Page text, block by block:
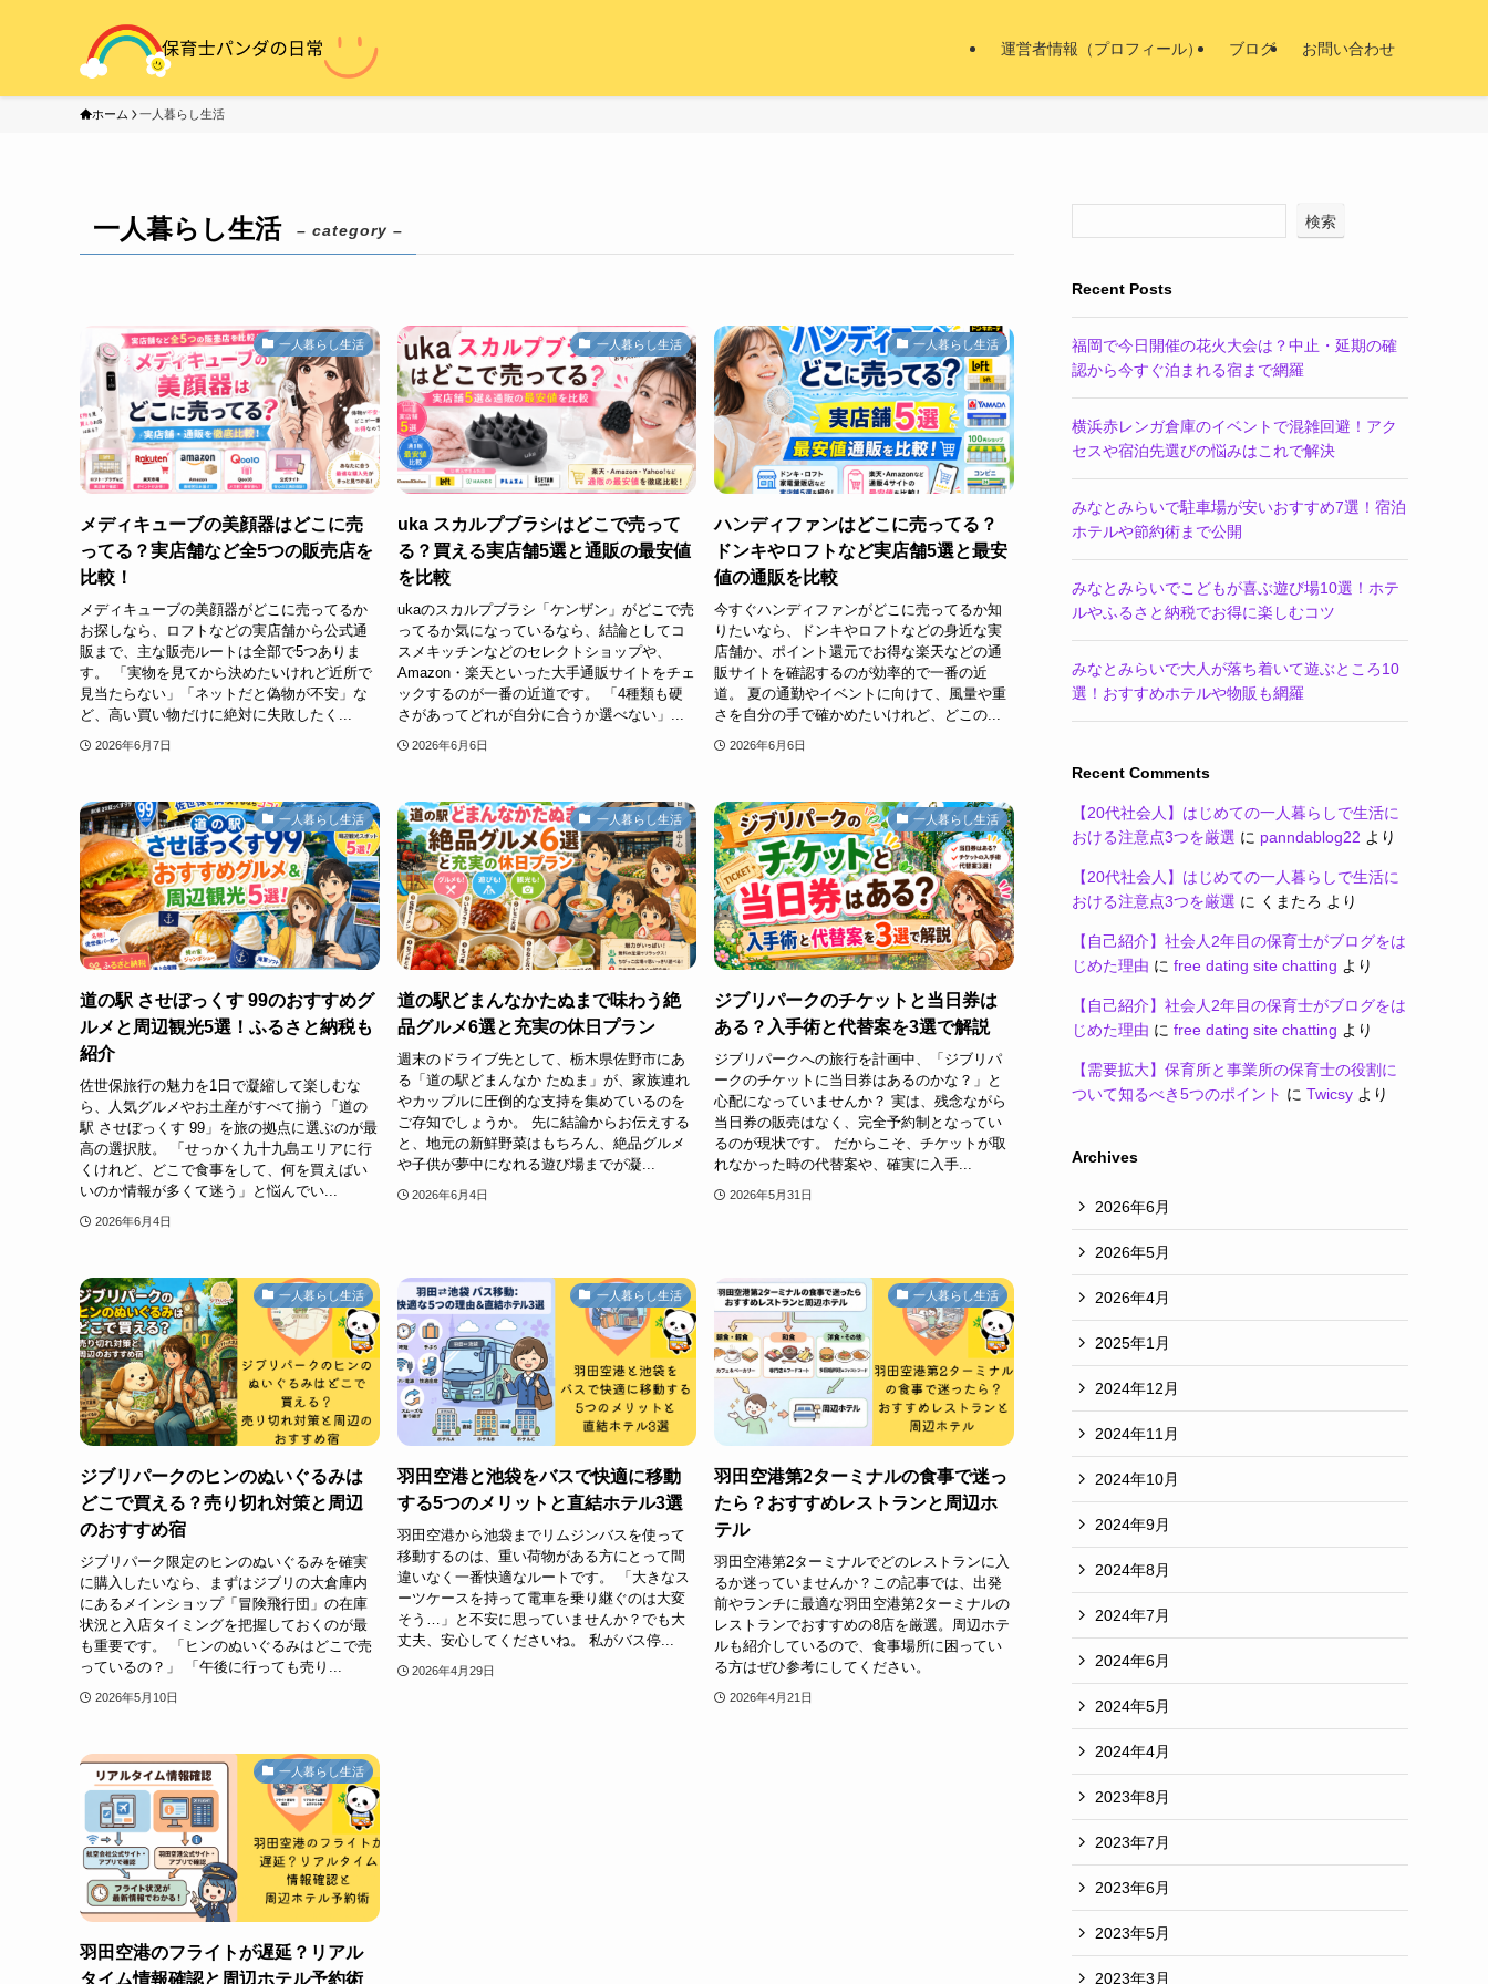
運営者情報（プロフィール） ブログ お問い合わせ
ホーム 一人暮らし生活
一人暮らし生活 – category –
一人暮らし生活
メディキューブの美顔器はどこに売
ってる？実店舗など全5つの販売店を
比較！
メディキューブの美顔器がどこに売ってるか
お探しなら、ロフトなどの実店舗から公式通
販まで、主な販売ルートは全部で5つありま
す。 「実物を見てから決めたいけれど近所で
見当たらない」「ネットだと偽物が不安」な
ど、高い買い物だけに絶対に失敗したく...
2026年6月7日
一人暮らし生活
uka スカルプブラシはどこで売って
る？買える実店舗5選と通販の最安値
を比較
ukaのスカルプブラシ「ケンザン」がどこで売
ってるか気になっているなら、結論としてコ
スメキッチンなどのセレクトショップや、
Amazon・楽天といった大手通販サイトをチェ
ックするのが一番の近道です。 「4種類も硬
さがあってどれが自分に合うか選べない」...
2026年6月6日
一人暮らし生活
ハンディファンはどこに売ってる？
ドンキやロフトなど実店舗5選と最安
値の通販を比較
今すぐハンディファンがどこに売ってるか知
りたいなら、ドンキやロフトなどの身近な実
店舗か、ポイント還元でお得な楽天などの通
販サイトを確認するのが効率的で一番の近
道。 夏の通勤やイベントに向けて、風量や重
さを自分の手で確かめたいけれど、どこの...
2026年6月6日
一人暮らし生活
道の駅 させぼっくす 99のおすすめグ
ルメと周辺観光5選！ふるさと納税も
紹介
佐世保旅行の魅力を1日で凝縮して楽しむな
ら、人気グルメやお土産がすべて揃う「道の
駅 させぼっくす 99」を旅の拠点に選ぶのが最
高の選択肢。 「せっかく九十九島エリアに行
くけれど、どこで食事をして、何を買えばい
いのか情報が多くて迷う」と悩んでい...
2026年6月4日
一人暮らし生活
道の駅どまんなかたぬまで味わう絶
品グルメ6選と充実の休日プラン
週末のドライブ先として、栃木県佐野市にあ
る「道の駅どまんなか たぬま」が、家族連れ
やカップルに圧倒的な支持を集めているのを
ご存知でしょうか。 先に結論からお伝えする
と、地元の新鮮野菜はもちろん、絶品グルメ
や子供が夢中になれる遊び場までが凝...
2026年6月4日
一人暮らし生活
ジブリパークのチケットと当日券は
ある？入手術と代替案を3選で解説
ジブリパークへの旅行を計画中、「ジブリパ
ークのチケットに当日券はあるのかな？」と
心配になっていませんか？ 実は、残念ながら
当日券の販売はなく、完全予約制となってい
るのが現状です。 だからこそ、チケットが取
れなかった時の代替案や、確実に入手...
2026年5月31日
一人暮らし生活
ジブリパークのヒンのぬいぐるみは
どこで買える？売り切れ対策と周辺
のおすすめ宿
ジブリパーク限定のヒンのぬいぐるみを確実
に購入したいなら、まずはジブリの大倉庫内
にあるメインショップ「冒険飛行団」の在庫
状況と入店タイミングを把握しておくのが最
も重要です。 「ヒンのぬいぐるみはどこで売
っているの？」 「午後に行っても売り...
2026年5月10日
一人暮らし生活
羽田空港と池袋をバスで快適に移動
する5つのメリットと直結ホテル3選
羽田空港から池袋までリムジンバスを使って
移動するのは、重い荷物がある方にとって間
違いなく一番快適なルートです。 「大きなス
ーツケースを持って電車を乗り継ぐのは大変
そう…」と不安に思っていませんか？でも大
丈夫、安心してくださいね。 私がバス停...
2026年4月29日
一人暮らし生活
羽田空港第2ターミナルの食事で迷っ
たら？おすすめレストランと周辺ホ
テル
羽田空港第2ターミナルでどのレストランに入
るか迷っていませんか？この記事では、出発
前やランチに最適な羽田空港第2ターミナルの
レストランでおすすめの8店を厳選。周辺ホテ
ルも紹介しているので、食事場所に困ってい
る方はぜひ参考にしてください。
2026年4月21日
一人暮らし生活
羽田空港のフライトが遅延？リアル
タイム情報確認と周辺ホテル予約術
検索
Recent Posts
福岡で今日開催の花火大会は？中止・延期の確
認から今すぐ泊まれる宿まで網羅
横浜赤レンガ倉庫のイベントで混雑回避！アク
セスや宿泊先選びの悩みはこれで解決
みなとみらいで駐車場が安いおすすめ7選！宿泊
ホテルや節約術まで公開
みなとみらいでこどもが喜ぶ遊び場10選！ホテ
ルやふるさと納税でお得に楽しむコツ
みなとみらいで大人が落ち着いて遊ぶところ10
選！おすすめホテルや物販も網羅
Recent Comments
【20代社会人】はじめての一人暮らしで生活に
おける注意点3つを厳選 に panndablog22 より
【20代社会人】はじめての一人暮らしで生活に
おける注意点3つを厳選 に くまたろ より
【自己紹介】社会人2年目の保育士がブログをは
じめた理由 に free dating site chatting より
【自己紹介】社会人2年目の保育士がブログをは
じめた理由 に free dating site chatting より
【需要拡大】保育所と事業所の保育士の役割に
ついて知るべき5つのポイント に Twicsy より
Archives
2026年6月
2026年5月
2026年4月
2025年1月
2024年12月
2024年11月
2024年10月
2024年9月
2024年8月
2024年7月
2024年6月
2024年5月
2024年4月
2023年8月
2023年7月
2023年6月
2023年5月
2023年3月